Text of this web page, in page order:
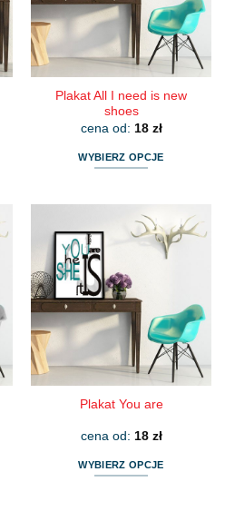
wybrać
na
stronie
produktu
Plakat All I need is new
shoes
cena od: 18 zł
WYBIERZ OPCJE
wiele
wariantów.
Opcje
można
wybrać
na
stronie
produktu
Plakat You are
cena od: 18 zł
WYBIERZ OPCJE